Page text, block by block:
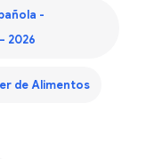
-
2026
de Alimentos